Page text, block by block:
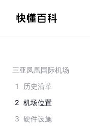
三亚凤凰国际机场
1
历史沿革
2 机场位置
3 硬件设施